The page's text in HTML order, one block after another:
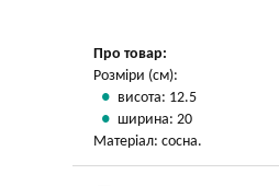
Про товар:
Розміри (см):
висота: 12.5
ширина: 20
Матеріал: сосна.